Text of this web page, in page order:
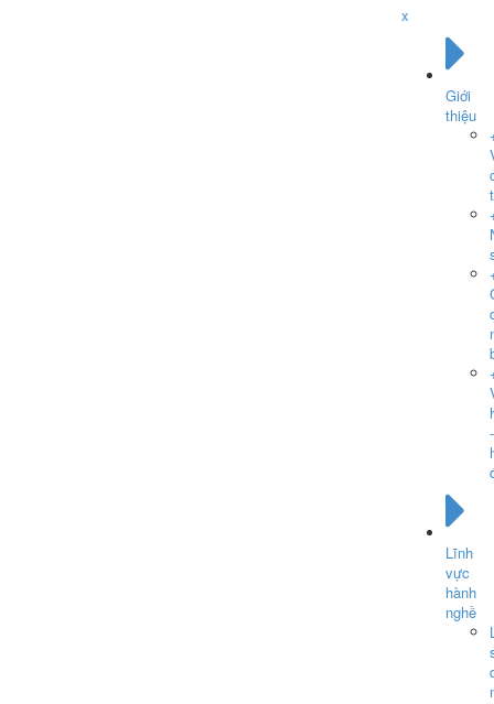
x
Giới
thiệu
-
Lĩnh
vực
hành
nghề